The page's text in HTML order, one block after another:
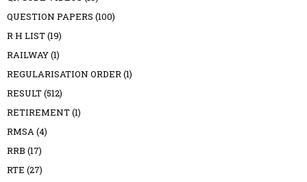
QUESTION PAPERS (100)
R H LIST(19)
RAILWAY(1)
REGULARISATION ORDER(1)
RESULT(512)
RETIREMENT(1)
RMSA(4)
RRB (17)
RTE (27)